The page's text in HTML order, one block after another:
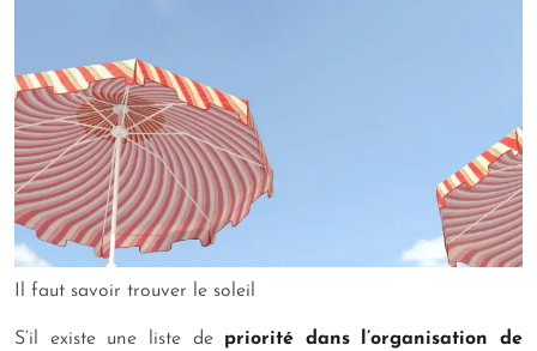
Il faut savoir trouver le soleil
S’il existe une liste de priorité dans l’organisation de